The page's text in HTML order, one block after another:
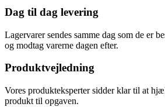
Dag til dag levering
Lagervarer sendes samme dag som de er
og modtag varerne dagen efter.
Produktvejledning
Vores produkteksperter sidder klar til at
produkt til opgaven.